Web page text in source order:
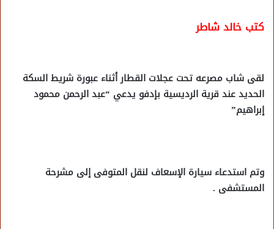
كتب خالد شاطر
لقى شاب مصرعه تحت عجلات القطار أثناء عبورة شريط السكة
الحديد عند قرية الرديسية بإدفو يدعي “عبد الرحمن محمود
إبراهيم”
وتم استدعاء سيارة الإسعاف لنقل المتوفى إلى مشرحة
المستشفى .